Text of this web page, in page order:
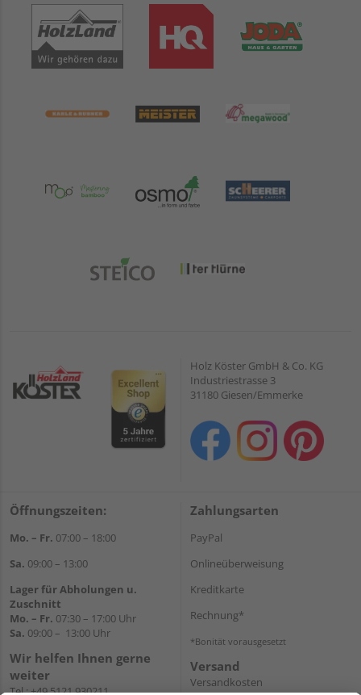
Holz Köster GmbH & Co. KG
Industriestrasse 3
31180 Giesen/Emmerke
Öffnungszeiten:
Mo. – Fr. 07:00 – 18:00
Sa. 09:00 – 13:00
Lager für Abholungen u.
Zuschnitt
Mo. – Fr. 07:30 – 17:00 Uhr
Sa. 09:00 – 13:00 Uhr
Wir helfen Ihnen gerne
weiter
Tel.:+49 5121 930211
Zahlungsarten
PayPal
Onlineüberweisung
Kreditkarte
Rechnung*
*Bonität vorausgesetzt
Versand
Versandkosten